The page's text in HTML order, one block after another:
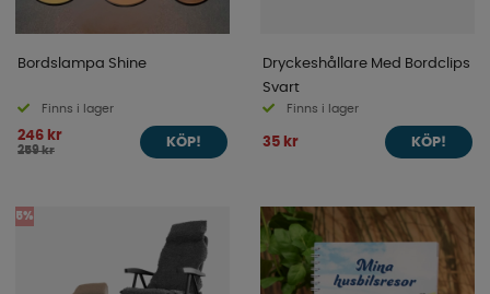
Bordslampa Shine
Finns i lager
246 kr
259 kr
KÖP!
Dryckeshållare Med Bordclips
Svart
Finns i lager
35 kr KÖP!
5%